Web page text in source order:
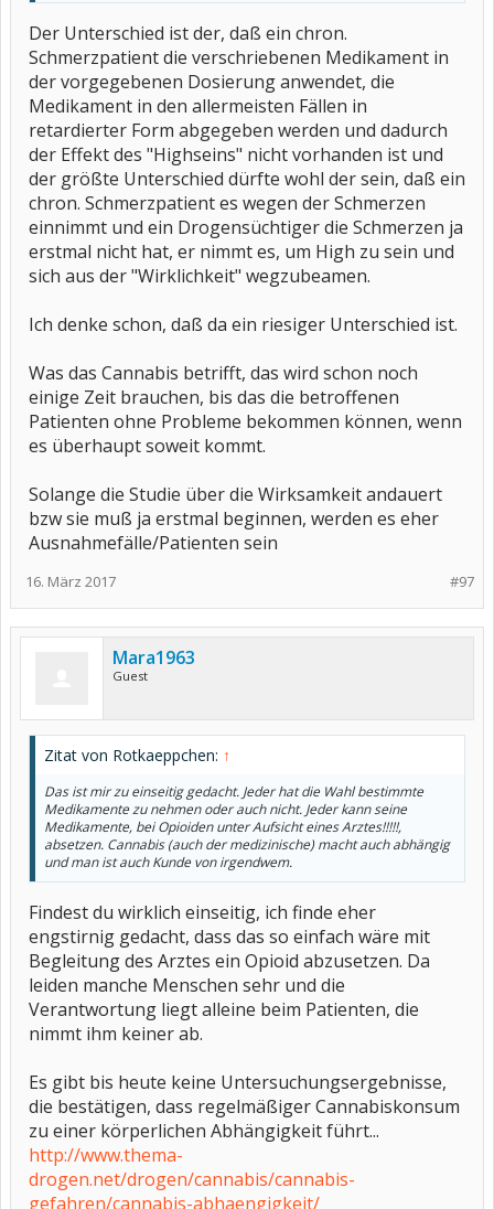
Gesetze etwas menschlich gerichtet werden.
Die Zukunft arbeitet mit, in den Niederlanden funktioniert es sehr
gut, vielleicht kann das auch mal in Deutschland so sein.
Da würde vielen Menschen viel Leid erspart bleiben in einem
Abhänigkeitsdilemma, das durch Opioidschmerzmittel ausgelöst
Der Unterschied ist der, daß ein chron.
Schmerzpatient die verschriebenen Medikament in
der vorgegebenen Dosierung anwendet, die
Medikament in den allermeisten Fällen in
retardierter Form abgegeben werden und dadurch
der Effekt des "Highseins" nicht vorhanden ist und
der größte Unterschied dürfte wohl der sein, daß ein
chron. Schmerzpatient es wegen der Schmerzen
einnimmt und ein Drogensüchtiger die Schmerzen ja
erstmal nicht hat, er nimmt es, um High zu sein und
sich aus der "Wirklichkeit" wegzubeamen.
Ich denke schon, daß da ein riesiger Unterschied ist.
Was das Cannabis betrifft, das wird schon noch
einige Zeit brauchen, bis das die betroffenen
Patienten ohne Probleme bekommen können, wenn
es überhaupt soweit kommt.
Solange die Studie über die Wirksamkeit andauert
bzw sie muß ja erstmal beginnen, werden es eher
Ausnahmefälle/Patienten sein
#97
16. März 2017
Mara1963
Guest
Zitat von Rotkaeppchen: ↑
Das ist mir zu einseitig gedacht. Jeder hat die Wahl bestimmte
Medikamente zu nehmen oder auch nicht. Jeder kann seine
Medikamente, bei Opioiden unter Aufsicht eines Arztes!!!!!,
absetzen. Cannabis (auch der medizinische) macht auch abhängig
und man ist auch Kunde von irgendwem.
Findest du wirklich einseitig, ich finde eher
engstirnig gedacht, dass das so einfach wäre mit
Begleitung des Arztes ein Opioid abzusetzen. Da
leiden manche Menschen sehr und die
Verantwortung liegt alleine beim Patienten, die
nimmt ihm keiner ab.
Es gibt bis heute keine Untersuchungsergebnisse,
die bestätigen, dass regelmäßiger Cannabiskonsum
zu einer körperlichen Abhängigkeit führt...
http://www.thema-
drogen.net/drogen/cannabis/cannabis-
gefahren/cannabis-abhaengigkeit/